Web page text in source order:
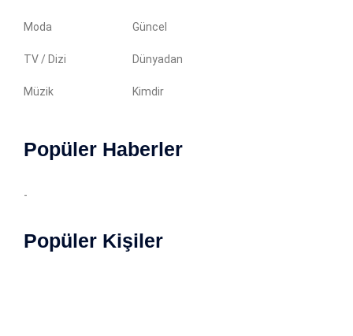
Moda Güncel
TV / Dizi Dünyadan
Müzik Kimdir
Popüler Haberler
-
Popüler Kişiler